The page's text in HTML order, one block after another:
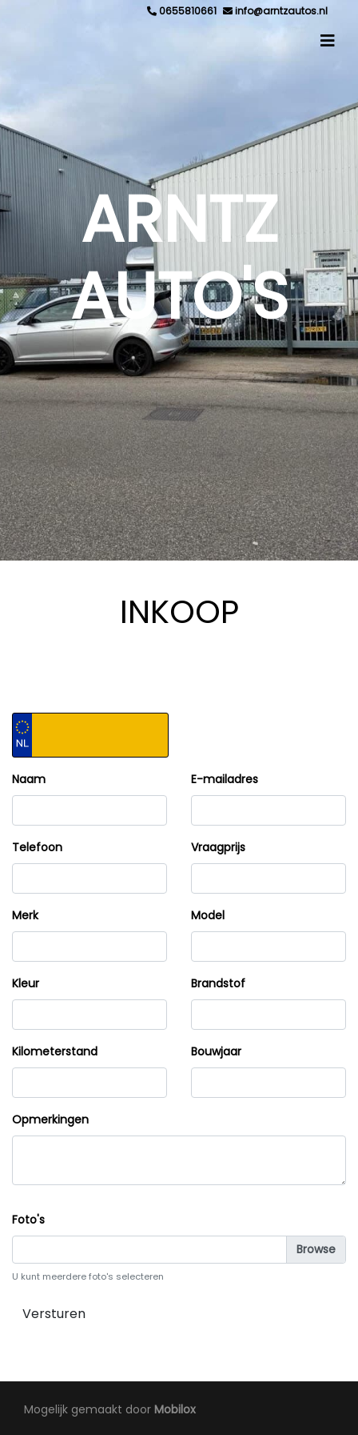
0655810661 info@arntzautos.nl
ARNTZ
AUTO'S
INKOOP
Naam E-mailadres
Telefoon Vraagprijs
Merk Model
Kleur Brandstof
Kilometerstand Bouwjaar
Opmerkingen
Foto's
U kunt meerdere foto's selecteren
Versturen
Mogelijk gemaakt door Mobilox